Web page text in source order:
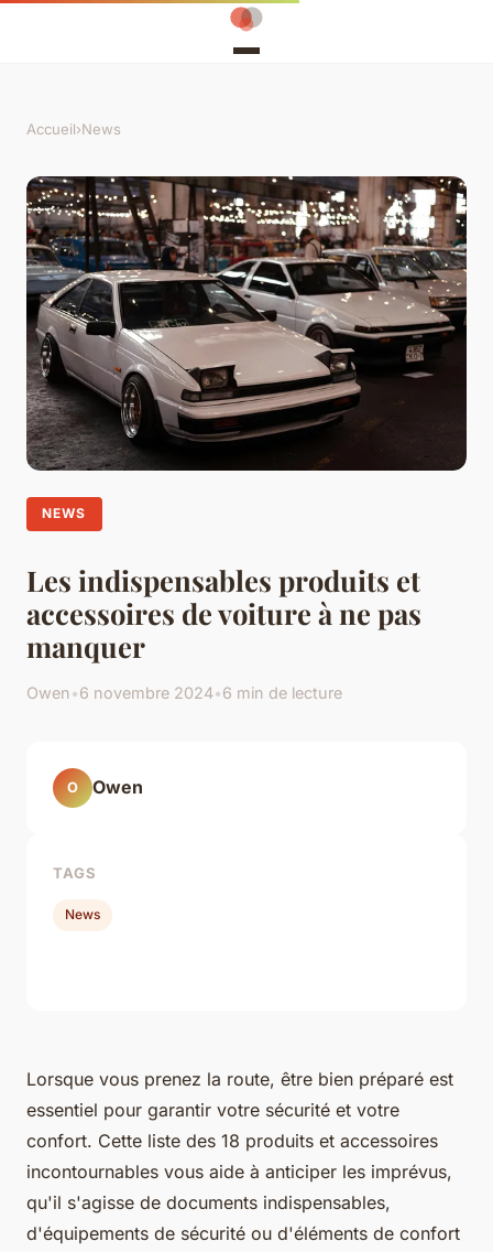
Accueil›News
NEWS
Les indispensables produits et
accessoires de voiture à ne pas
manquer
Owen•6 novembre 2024•6 min de lecture
Lorsque vous prenez la route, être bien préparé est
essentiel pour garantir votre sécurité et votre
confort. Cette liste des 18 produits et accessoires
incontournables vous aide à anticiper les imprévus,
qu'il s'agisse de documents indispensables,
d'équipements de sécurité ou d'éléments de confort
O Owen
TAGS
News